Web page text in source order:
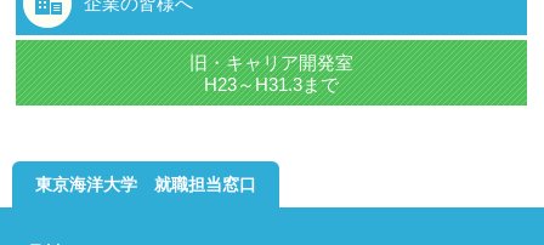
旧・キャリア開発室
H23～H31.3まで
東京海洋大学 就職担当窓口